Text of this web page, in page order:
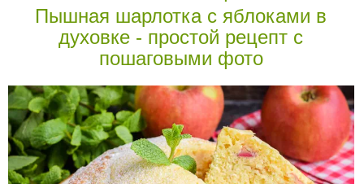
Пышная шарлотка с яблоками в
духовке - простой рецепт с
пошаговыми фото